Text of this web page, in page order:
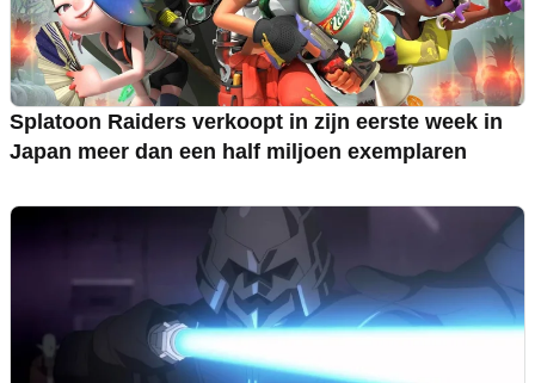
Splatoon Raiders verkoopt in zijn eerste week in
Japan meer dan een half miljoen exemplaren